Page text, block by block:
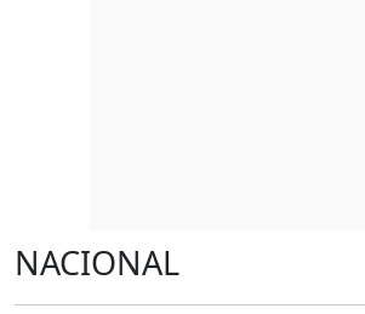
NACIONAL